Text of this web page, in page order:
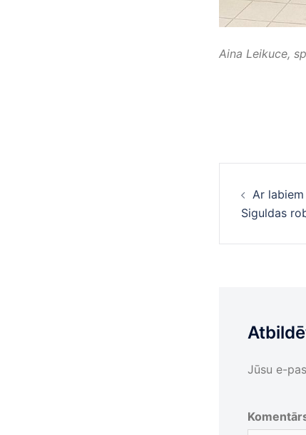
Aina Leikuce,
Ziņu
Ar
Siguldas
Jūsu e-